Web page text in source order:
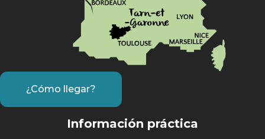
¿Cómo llegar?
Información práctica